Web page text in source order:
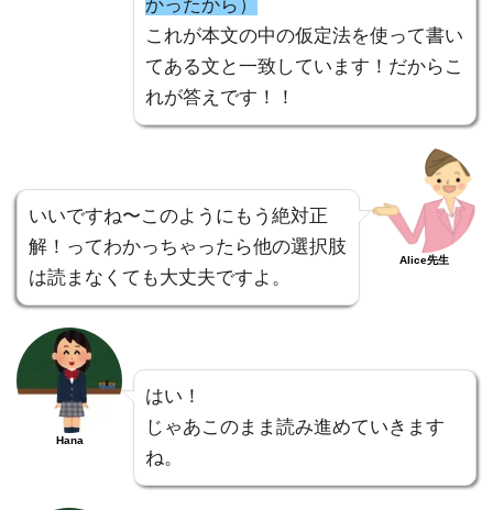
かったから）
これが本文の中の仮定法を使って書い
てある文と一致しています！だからこ
れが答えです！！
いいですね〜このようにもう絶対正
解！ってわかっちゃったら他の選択肢
は読まなくても大丈夫ですよ。
Alice先生
Hana
はい！
じゃあこのまま読み進めていきます
ね。